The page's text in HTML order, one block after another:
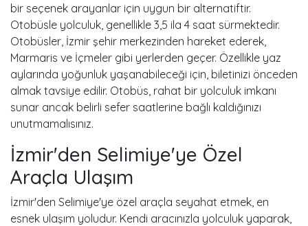
bir seçenek arayanlar için uygun bir alternatiftir.
Otobüsle yolculuk, genellikle 3,5 ila 4 saat sürmektedir.
Otobüsler, İzmir şehir merkezinden hareket ederek,
Marmaris ve İçmeler gibi yerlerden geçer. Özellikle yaz
aylarında yoğunluk yaşanabileceği için, biletinizi önceden
almak tavsiye edilir. Otobüs, rahat bir yolculuk imkanı
sunar ancak belirli sefer saatlerine bağlı kaldığınızı
unutmamalısınız.
İzmir'den Selimiye'ye Özel
Araçla Ulaşım
İzmir'den Selimiye'ye özel araçla seyahat etmek, en
esnek ulaşım yoludur. Kendi aracınızla yolculuk yaparak,